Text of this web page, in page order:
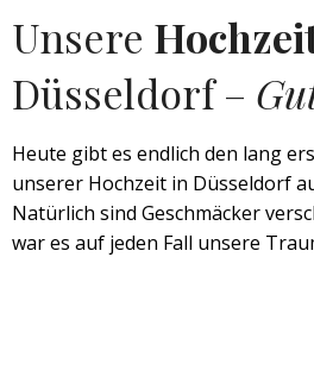
Unsere
Düsseldorf –
Heute gibt es endlich den lang
unserer Hochzeit in Düsseldorf
Natürlich sind Geschmäcker
war es auf jeden Fall unsere